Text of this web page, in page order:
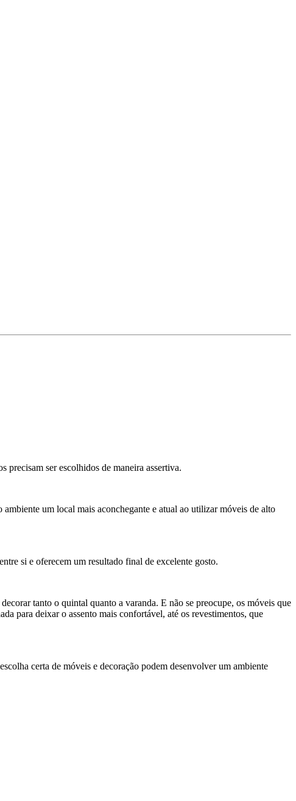
precisam ser escolhidos de maneira assertiva.
um local mais aconchegante e atual ao utilizar móveis de alto
si e oferecem um resultado final de excelente gosto.
tanto o quintal quanto a varanda. E não se preocupe, os móveis que
para deixar o assento mais confortável, até os revestimentos, que
certa de móveis e decoração podem desenvolver um ambiente